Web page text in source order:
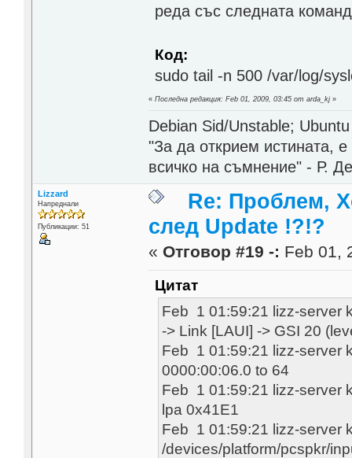
реда със следната
Код:
sudo tail -n 500 /var/log/
«Последна редакция: Feb 01, 2009, 03:45 от arda_kj »
Debian Sid/Unstable;
"За да открием истината,
всичко на съмнение" - Р.
Lizzard
Напреднали
Публикации: 51
Re: Проблем,
след Update !?!?
« Отговор #19 -: Feb 01,
Цитат
Feb 1 01:59:21 lizz-server
-> Link [LAUI] -> GSI 20
Feb 1 01:59:21 lizz-server
0000:00:06.0 to 64
Feb 1 01:59:21 lizz-server
lpa 0x41E1
Feb 1 01:59:21 lizz-server
/devices/platform/pcspkr/